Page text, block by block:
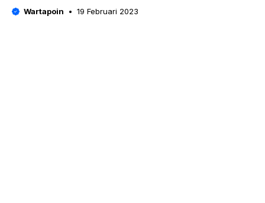
Wartapoin 19 Februari 2023